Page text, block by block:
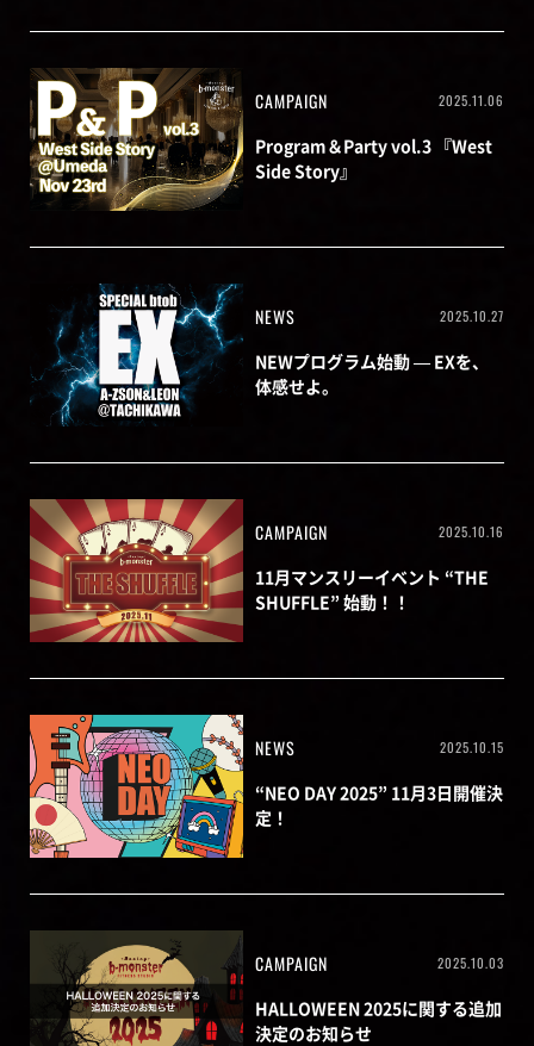
CAMPAIGN 2025.11.06
Program＆Party vol.3 『West
Side Story』
NEWS 2025.10.27
NEWプログラム始動 — EXを、
体感せよ。
CAMPAIGN 2025.10.16
11月マンスリーイベント “THE
SHUFFLE” 始動！！
NEWS 2025.10.15
“NEO DAY 2025” 11月3日開催決
定！
CAMPAIGN 2025.10.03
HALLOWEEN 2025に関する追加
決定のお知らせ